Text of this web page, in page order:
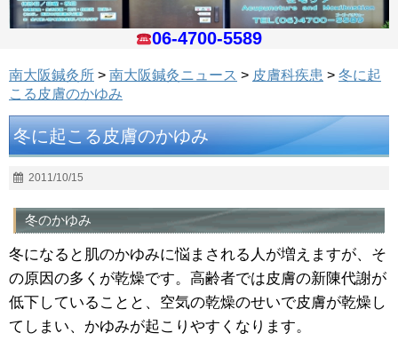
06-4700-5589
南大阪鍼灸所 > 南大阪鍼灸ニュース > 皮膚科疾患 > 冬に起
こる皮膚のかゆみ
冬に起こる皮膚のかゆみ
2011/10/15
冬のかゆみ
冬になると肌のかゆみに悩まされる人が増えますが、そ
の原因の多くが乾燥です。高齢者では皮膚の新陳代謝が
低下していることと、空気の乾燥のせいで皮膚が乾燥し
てしまい、かゆみが起こりやすくなります。